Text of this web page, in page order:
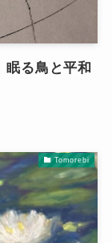
眠る鳥と平和
Tomorebi